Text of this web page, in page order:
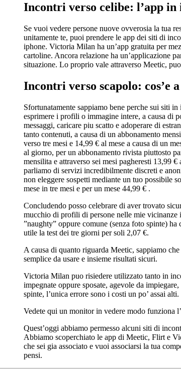
Incontri verso celibe: l’app
Se vuoi vedere persone nuove ovverosia la tua
unitamente te, puoi prendere le app dei siti di
iphone. Victoria Milan ha un’app gratuita per
cartoline. Ancora relazione ha un’applicazione
situazione. Lo proprio vale attraverso Meetic,
Incontri verso scapolo: cos’e
Sfortunatamente sappiamo bene perche sui siti
esprimere i profili o immagine intere, a causa di
messaggi, caricare piu scatto e adoperare di
tanto contenuti, a causa di un abbonamento
verso tre mesi e 14,99 € al mese a causa di un
al giorno, per un abbonamento rivista piuttosto
mensilita e attraverso sei mesi pagheresti 13,99
parliamo di servizi incredibilmente discreti e
non eleggere sospetti mediante un tuo possibile
mese in tre mesi e per un mese 44,99 € .
Concludendo posso celebrare di aver trovato
mucchio di profili di persone nelle mie vicinanze
”naughty” oppure comune (senza foto spinte)
utile la test dei tre giorni per soli 2,07 €.
A causa di quanto riguarda Meetic, sappiamo
semplice da usare e insieme risultati sicuri.
Victoria Milan puo risiedere utilizzato tanto in
impegnate oppure sposate, agevole da
spinte, l’unica errore sono i costi un po’ assai alti.
Vedete qui un monitor in vedere modo funziona
Quest’oggi abbiamo permesso alcuni siti di
Abbiamo scoperchiato le app di Meetic, Flirt e
che sei gia associato e vuoi associarsi la tua
pensi.